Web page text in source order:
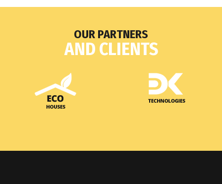
OUR PARTNERS
AND CLIENTS